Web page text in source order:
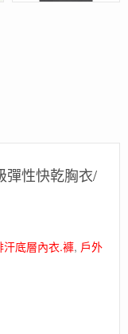
彈性快乾胸衣/
汗底層內衣.褲, 戶外